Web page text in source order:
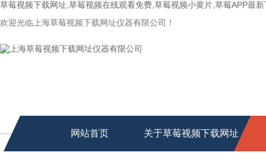
草莓视频下载网址,草莓视频在线观看免费,草莓视频小黄片,草莓APP最
欢迎光临上海草莓视频下载网址仪器有限公司！
网站首页 关于草莓视频下载网址